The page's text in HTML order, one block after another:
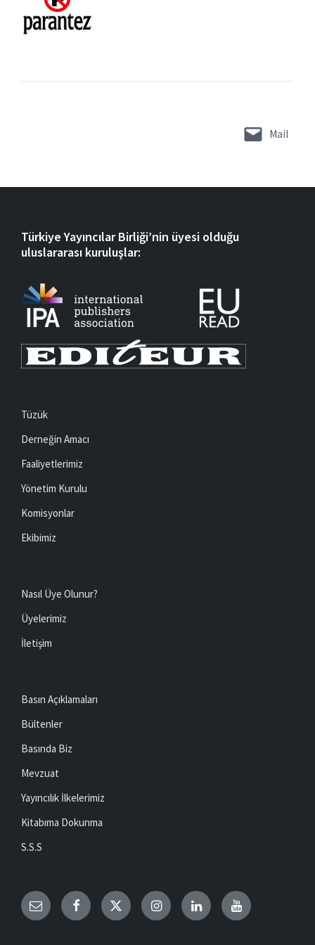
Mail
Türkiye Yayıncılar Birliği’nin üyesi olduğu
uluslararası kuruluşlar:
Tüzük
Derneğin Amacı
Faaliyetlerimiz
Yönetim Kurulu
Komisyonlar
Ekibimiz
Nasıl Üye Olunur?
Üyelerimiz
İletişim
Basın Açıklamaları
Bültenler
Basında Biz
Mevzuat
Yayıncılık İlkelerimiz
Kitabıma Dokunma
S.S.S
Email Facebook TwitterInstagramLinkedInYouTube